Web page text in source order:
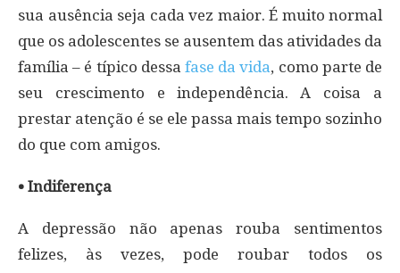
sua ausência seja cada vez maior. É muito normal
que os adolescentes se ausentem das atividades da
família – é típico dessa fase da vida, como parte de
seu crescimento e independência. A coisa a
prestar atenção é se ele passa mais tempo sozinho
do que com amigos.
• Indiferença
A depressão não apenas rouba sentimentos
felizes, às vezes, pode roubar todos os